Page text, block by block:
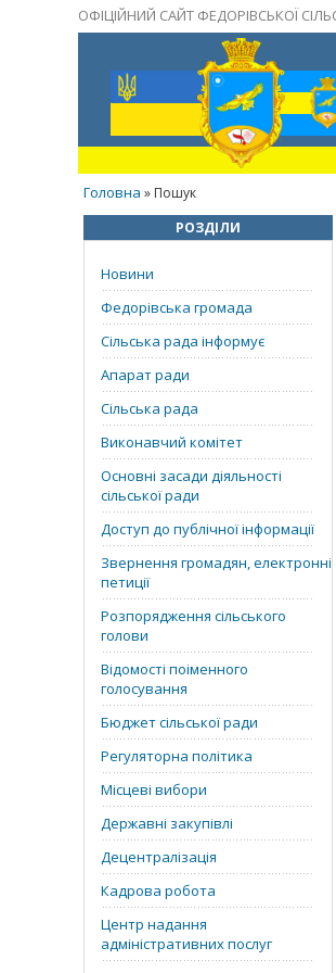
ОФІЦІЙНИЙ САЙТ ФЕДОРІВСЬКОЇ
Головна » Пошук
РОЗДІЛИ
Новини
Федорівська громада
Сільська рада інформує
Апарат ради
Сільська рада
Виконавчий комітет
Основні засади діяльності
сільської ради
Доступ до публічної інформації
Звернення громадян, електронні
петиції
Розпорядження сільського
голови
Відомості поіменного
голосування
Бюджет сільської ради
Регуляторна політика
Місцеві вибори
Державні закупівлі
Децентралізація
Кадрова робота
Центр надання
адміністративних послуг